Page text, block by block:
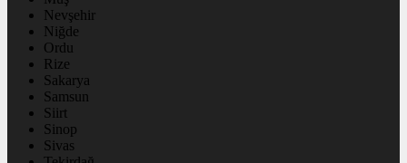
Nevşehir
Niğde
Ordu
Rize
Sakarya
Samsun
Siirt
Sinop
Sivas